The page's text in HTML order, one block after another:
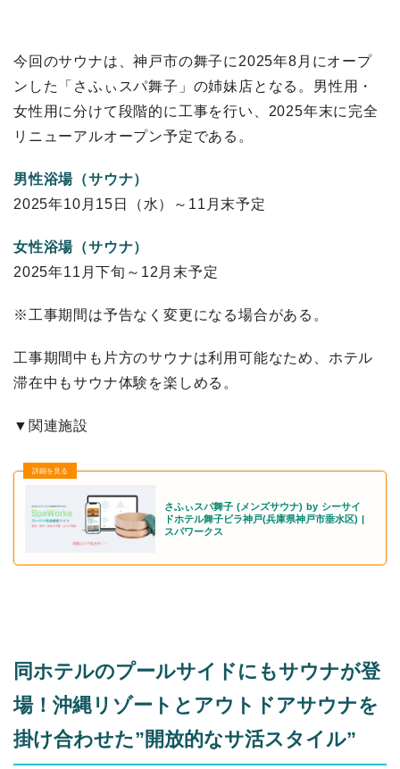
今回のサウナは、神戸市の舞子に2025年8月にオープ
ンした「さふぃスパ舞子」の姉妹店となる。男性用・
女性用に分けて段階的に工事を行い、2025年末に完全
リニューアルオープン予定である。
男性浴場（サウナ）
2025年10月15日（水）～11月末予定
女性浴場（サウナ）
2025年11月下旬～12月末予定
※工事期間は予告なく変更になる場合がある。
工事期間中も片方のサウナは利用可能なため、ホテル
滞在中もサウナ体験を楽しめる。
▼関連施設
さふぃスパ舞子 (メンズサウナ) by シーサイ
ドホテル舞子ビラ神戸(兵庫県神戸市垂水区) |
スパワークス
同ホテルのプールサイドにもサウナが登
場！沖縄リゾートとアウトドアサウナを
掛け合わせた”開放的なサ活スタイル”